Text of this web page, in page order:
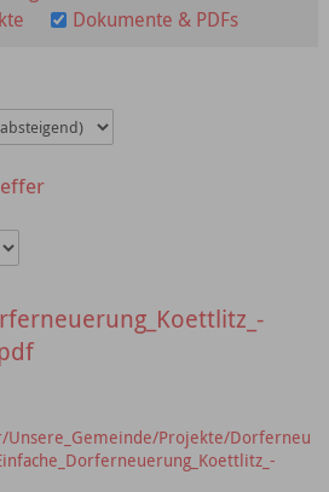
Dokumente & PDFs
Projekte/Dorferneu